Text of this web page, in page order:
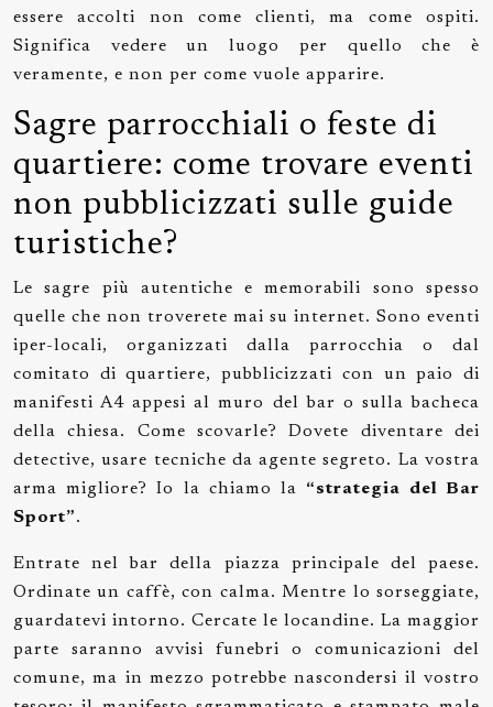
essere accolti non come clienti, ma come ospiti.
Significa vedere un luogo per quello che è
veramente, e non per come vuole apparire.
Sagre parrocchiali o feste di
quartiere: come trovare eventi
non pubblicizzati sulle guide
turistiche?
Le sagre più autentiche e memorabili sono spesso
quelle che non troverete mai su internet. Sono eventi
iper-locali, organizzati dalla parrocchia o dal
comitato di quartiere, pubblicizzati con un paio di
manifesti A4 appesi al muro del bar o sulla bacheca
della chiesa. Come scovarle? Dovete diventare dei
detective, usare tecniche da agente segreto. La vostra
arma migliore? Io la chiamo la “strategia del Bar
Sport”.
Entrate nel bar della piazza principale del paese.
Ordinate un caffè, con calma. Mentre lo sorseggiate,
guardatevi intorno. Cercate le locandine. La maggior
parte saranno avvisi funebri o comunicazioni del
comune, ma in mezzo potrebbe nascondersi il vostro